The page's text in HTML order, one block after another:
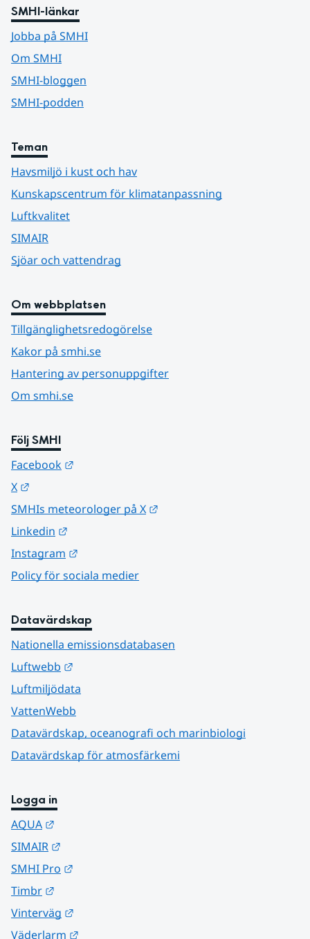
SMHI-länkar
Jobba på SMHI
Om SMHI
SMHI-bloggen
SMHI-podden
Teman
Havsmiljö i kust och hav
Kunskapscentrum för klimatanpassning
Luftkvalitet
SIMAIR
Sjöar och vattendrag
Om webbplatsen
Tillgänglighetsredogörelse
Kakor på smhi.se
Hantering av personuppgifter
Om smhi.se
Följ SMHI
Facebook
X
SMHIs meteorologer på X
Linkedin
Instagram
Policy för sociala medier
Datavärdskap
Nationella emissionsdatabasen
Luftwebb
Luftmiljödata
VattenWebb
Datavärdskap, oceanografi och marinbiologi
Datavärdskap för atmosfärkemi
Logga in
AQUA
SIMAIR
SMHI Pro
Timbr
Vinterväg
Väderlarm